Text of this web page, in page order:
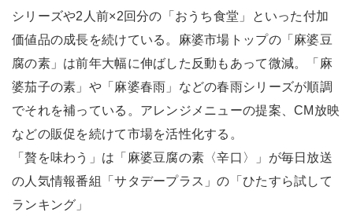
シリーズや2人前×2回分の「おうち食堂」といった付加
価値品の成長を続けている。麻婆市場トップの「麻婆豆
腐の素」は前年大幅に伸ばした反動もあって微減。「麻
婆茄子の素」や「麻婆春雨」などの春雨シリーズが順調
でそれを補っている。アレンジメニューの提案、CM放映
などの販促を続けて市場を活性化する。
「贅を味わう」は「麻婆豆腐の素〈辛口〉」が毎日放送
の人気情報番組「サタデープラス」の「ひたすら試して
ランキング」